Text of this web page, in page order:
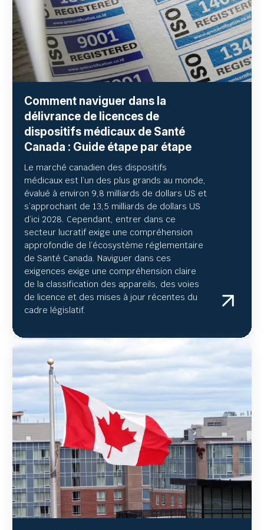
Comment naviguer dans la
délivrance de licences de
dispositifs médicaux de Santé
Canada : Guide étape par étape
Le marché canadien des dispositifs
médicaux est l’un des plus grands au monde,
évalué à environ 9,8 milliards de dollars US et
s’approchant de 13,5 milliards de dollars US
d’ici 2028. Cependant, entrer dans ce
secteur lucratif exige une compréhension
approfondie de l’écosystème réglementaire
de Santé Canada. Naviguer dans ces
exigences exige une compréhension claire
de la classification des appareils, des voies
de licence et des mises à jour récentes du
cadre législatif.